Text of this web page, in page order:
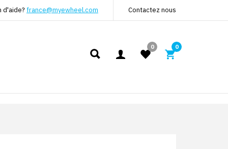
d'aide?france@myewheel.com Contactez nous
0 0